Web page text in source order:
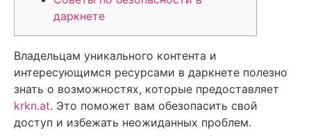
даркнете
Владельцам уникального контента и
интересующимся ресурсами в даркнете полезно
знать о возможностях, которые предоставляет
krkn.at. Это поможет вам обезопасить свой
доступ и избежать неожиданных проблем.